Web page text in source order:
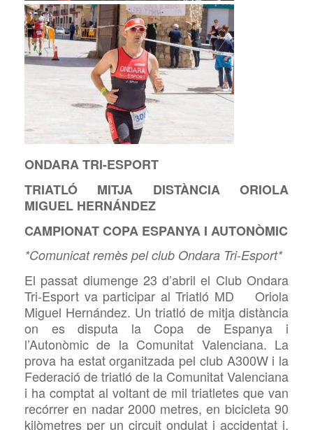
ONDARA TRI-ESPORT
TRIATLÓ MITJA DISTÀNCIA ORIOLA
MIGUEL HERNÁNDEZ
CAMPIONAT COPA ESPANYA I AUTONÒMIC
*Comunicat remès pel club Ondara Tri-Esport*
El passat diumenge 23 d’abril el Club Ondara
Tri-Esport va participar al Triatló MD Oriola
Miguel Hernández. Un triatló de mitja distància
on es disputa la Copa de Espanya i
l’Autonòmic de la Comunitat Valenciana. La
prova ha estat organitzada pel club A300W i la
Federació de triatló de la Comunitat Valenciana
i ha comptat al voltant de mil triatletes que van
recórrer en nadar 2000 metres, en bicicleta 90
kilòmetres per un circuit ondulat i accidentat i,